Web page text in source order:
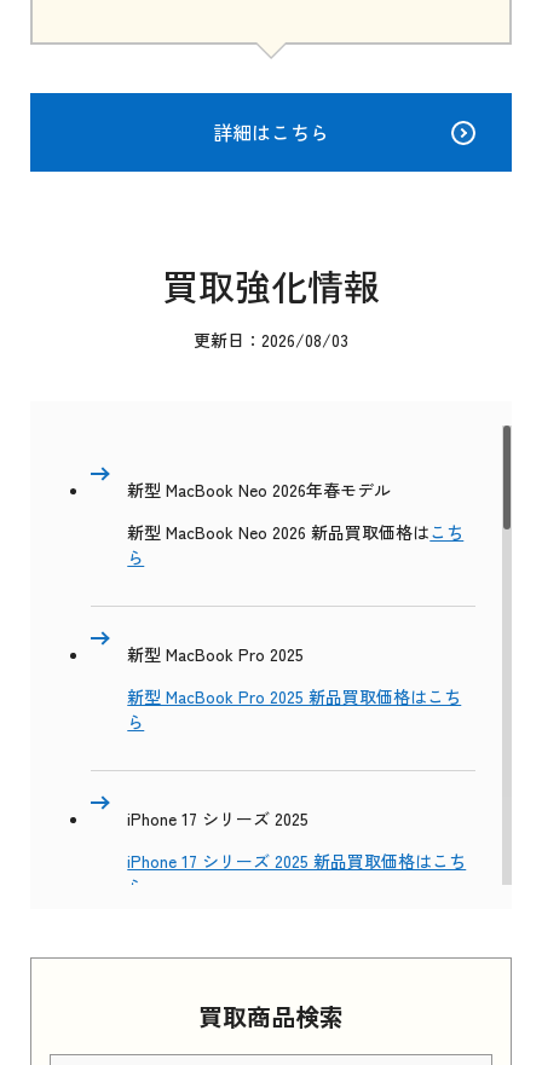
買取商品検索
詳細はこちら
買取強化情報
更新日：2026/08/03
新型 MacBook Neo 2026年春モデル
新型 MacBook Neo 2026 新品買取価格はこち
ら
新型 MacBook Pro 2025
新型 MacBook Pro 2025 新品買取価格はこち
ら
iPhone 17 シリーズ 2025
iPhone 17 シリーズ 2025 新品買取価格はこち
ら
Apple Watch Series 11 2025 新品買取価格はこ
ちら